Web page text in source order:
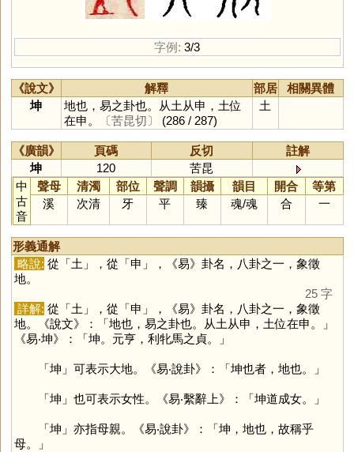
字例: 3/3
《說文》 解釋 部居
相關異體
坤
地也，易之卦也。从土从申，土位
在申。
〔苦昆切〕 (286 / 287)
土
《廣韻》 頁碼 反切
註解
坤
120
苦昆
中
古
音
聲母 清濁 部位 聲調 韻攝 韻目 開合
等第
溪
次清 牙 平 臻 魂/魂 合 一
形義通解
略說: 從「土」，從「申 」，《易》卦名，八卦之一，象徵
地。
25 字
詳解: 從「土」，從「申 」，《易》卦名，八卦之一，象徵
地。《說文》：「地也，易之卦也。从土从申，土位在申。」
《易‧坤》：「坤。元亨，利牝馬之貞。」
「坤 」可表示大地。《易‧說卦》：「坤也者，地也。」
「坤 」也可表示女性。《易‧繫辭上》：「坤道成女。」
「坤 」亦指母親。《易‧說卦》：「坤，地也，故稱乎
母。」